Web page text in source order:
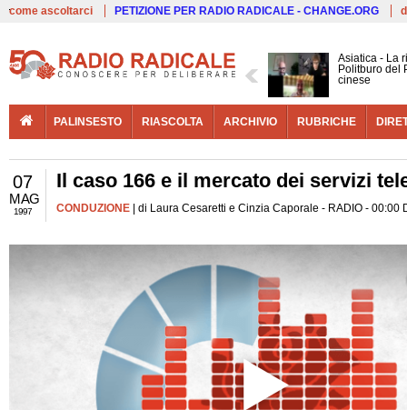
come ascoltarci PETIZIONE PER RADIO RADICALE - CHANGE.ORG
Asiatica - La
Politburo del
cinese
PALINSESTO RIASCOLTA ARCHIVIO RUBRICHE
07
MAG
1997
Il caso 166 e il mercato dei servizi
CONDUZIONE | di Laura Cesaretti e Cinzia Caporale - RADIO - 00:00